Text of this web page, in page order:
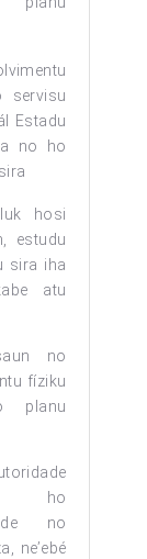
servisu
Estadu
no ho
sira
hosi
estudu
sira iha
atu
no
fíziku
planu
ho
no
ne’ebé